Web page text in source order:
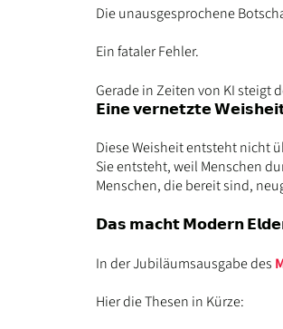
Die unausgesprochene
Ein fataler Fehler.
Gerade in Zeiten von KI steigt
𝗘𝗶𝗻𝗲 𝘃𝗲𝗿𝗻𝗲𝘁𝘇𝘁𝗲
Diese Weisheit entsteht nicht
Sie entsteht, weil Menschen
Menschen, die bereit sind,
𝗗𝗮𝘀 𝗺𝗮𝗰𝗵𝘁 𝗠𝗼𝗱𝗲𝗿𝗻
In der Jubiläumsausgabe des
Hier die Thesen in Kürze: